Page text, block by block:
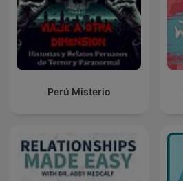
Perú Misterio